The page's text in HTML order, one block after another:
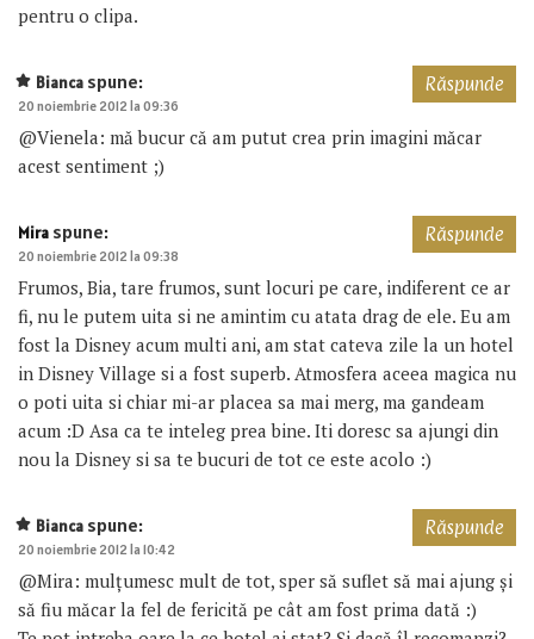
pentru o clipa.
Bianca spune:
20 noiembrie 2012 la 09:36
@Vienela: mă bucur că am putut crea prin imagini măcar
acest sentiment ;)
Răspunde
Mira spune:
20 noiembrie 2012 la 09:38
Frumos, Bia, tare frumos, sunt locuri pe care, indiferent ce ar
fi, nu le putem uita si ne amintim cu atata drag de ele. Eu am
fost la Disney acum multi ani, am stat cateva zile la un hotel
in Disney Village si a fost superb. Atmosfera aceea magica nu
o poti uita si chiar mi-ar placea sa mai merg, ma gandeam
acum :D Asa ca te inteleg prea bine. Iti doresc sa ajungi din
nou la Disney si sa te bucuri de tot ce este acolo :)
Răspunde
Bianca spune:
20 noiembrie 2012 la 10:42
@Mira: mulțumesc mult de tot, sper să suflet să mai ajung și
să fiu măcar la fel de fericită pe cât am fost prima dată :)
Răspunde